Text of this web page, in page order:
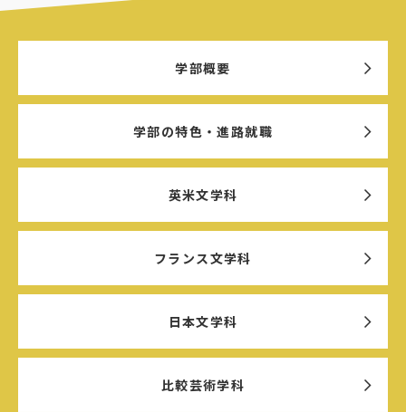
学部概要
学部の特色・進路就職
英米文学科
フランス文学科
日本文学科
比較芸術学科